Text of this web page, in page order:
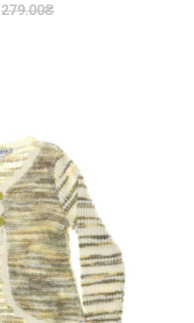
279.00₴